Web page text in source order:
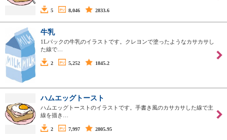
5 8,046 2833.6
牛乳
1Lパックの牛乳のイラストです。クレヨンで塗ったようなカサカサし
た線で…
2 5,252 1845.2
ハムエッグトースト
ハムエッグトーストのイラストです。手書き風のカサカサした線で主
線を描き…
2 7,997 2805.95